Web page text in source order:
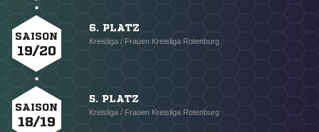
SAISON
19/20
6. PLATZ
Kreisliga / Frauen Kreisliga Rotenburg
SAISON
18/19
5. PLATZ
Kreisliga / Frauen Kreisliga Rotenburg